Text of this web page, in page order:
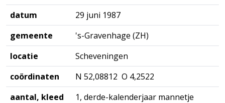
datum
29 juni 1987
gemeente
's-Gravenhage (ZH)
locatie
Scheveningen
coördinaten
N 52,08812 O 4,2522
aantal, kleed
1, derde-kalenderjaar mannetje